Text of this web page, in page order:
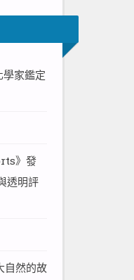
家鑑定
》發
透明評
自然的故